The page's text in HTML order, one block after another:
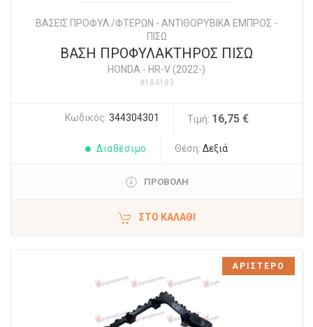
ΒΑΣΕΙΣ ΠΡΟΦΥΛ./ΦΤΕΡΩΝ - ΑΝΤΙΘΟΡΥΒΙΚΑ ΕΜΠΡΟΣ -
ΠΙΣΩ
ΒΑΣΗ ΠΡΟΦΥΛΑΚΤΗΡΟΣ ΠΙΣΩ
HONDA - HR-V (2022-)
#184183
Κωδικός: 344304301 Τιμή: 16,75 €
Διαθέσιμο Θέση: Δεξιά
ΠΡΟΒΟΛΗ
ΣΤΟ ΚΑΛΆΘΙ
ΑΡΙΣΤΕΡΟ